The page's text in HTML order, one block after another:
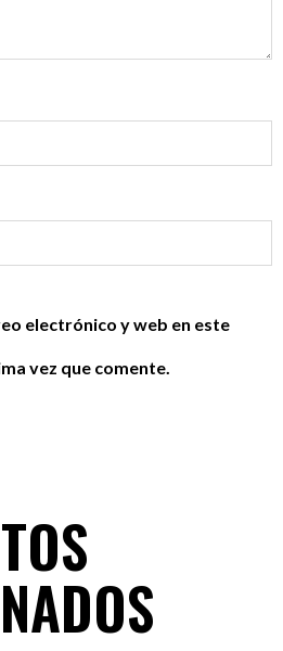
electrónico y web en este
vez que comente.